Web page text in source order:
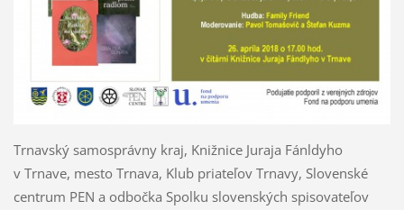
Trnavský samosprávny kraj, Knižnice Juraja Fánldyho
v Trnave, mesto Trnava, Klub priateľov Trnavy, Slovenské
centrum PEN a odbočka Spolku slovenských spisovateľov